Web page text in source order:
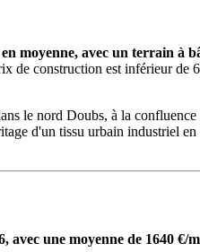
avec un terrain à
de construction est inférieur de
le nord Doubs, à la
d'un tissu urbain industriel
une moyenne de 1640 €/